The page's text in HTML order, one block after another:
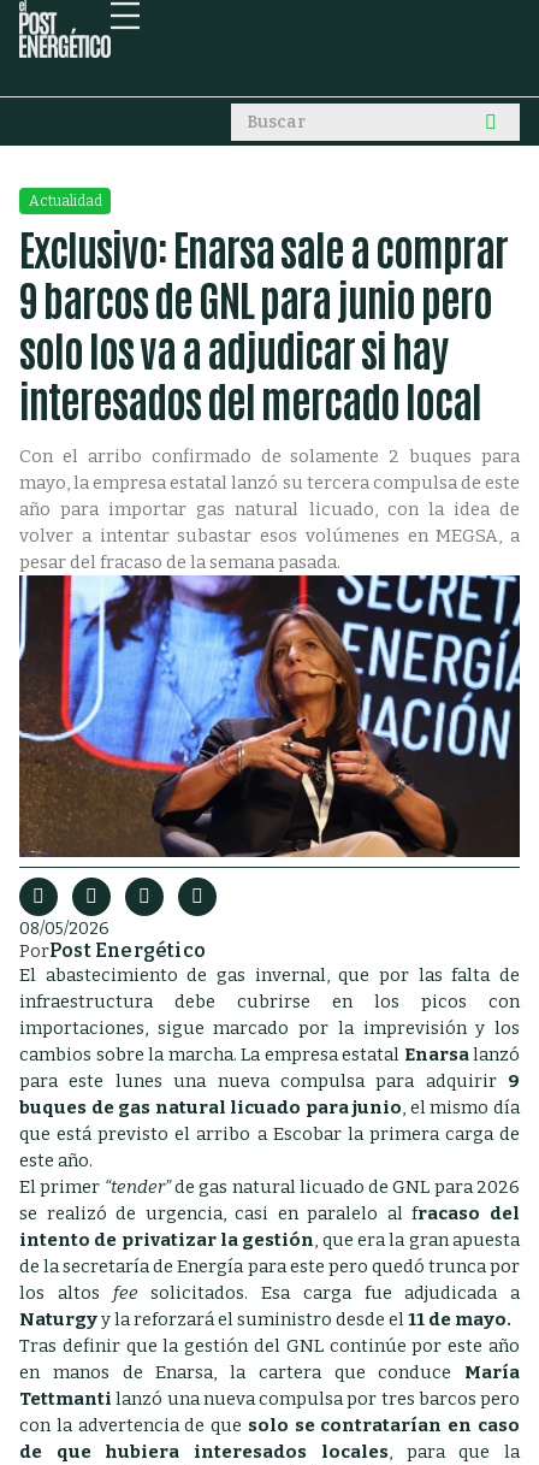
Actualidad
Exclusivo: Enarsa sale a comprar
9 barcos de GNL para junio pero
solo los va a adjudicar si hay
interesados del mercado local
Con el arribo confirmado de solamente 2 buques para
mayo, la empresa estatal lanzó su tercera compulsa de este
año para importar gas natural licuado, con la idea de
volver a intentar subastar esos volúmenes en MEGSA, a
pesar del fracaso de la semana pasada.
08/05/2026
PorPost Energético
El abastecimiento de gas invernal, que por las falta de
infraestructura debe cubrirse en los picos con
importaciones, sigue marcado por la imprevisión y los
cambios sobre la marcha. La empresa estatal Enarsalanzó
para este lunes una nueva compulsa para adquirir 9
buques de gas natural licuado para junio, el mismo día
que está previsto el arribo a Escobar la primera carga de
este año.
El primer “tender”de gas natural licuado de GNL para 2026
se realizó de urgencia, casi en paralelo al fracaso del
intento de privatizar la gestión, que era la gran apuesta
de la secretaría de Energía para este pero quedó trunca por
los altos fee solicitados. Esa carga fue adjudicada a
Naturgyy la reforzará el suministro desde el11 de mayo.
Tras definir que la gestión del GNL continúe por este año
en manos de Enarsa, la cartera que conduce María
Tettmantilanzó una nueva compulsa por tres barcos pero
con la advertencia de que solo se contratarían en caso
de que hubiera interesados locales, para que la